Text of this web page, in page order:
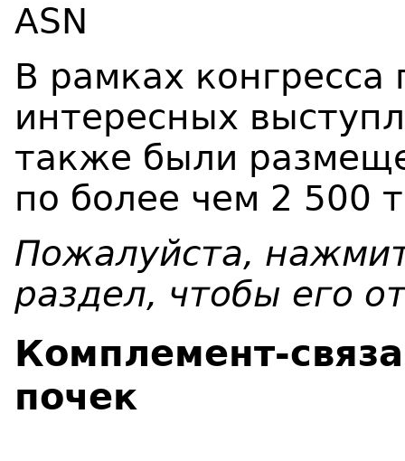
В рамках
интересных
также были
по более чем 2 500
Пожалуйста,
раздел, чтобы его
Комплемент-
почек